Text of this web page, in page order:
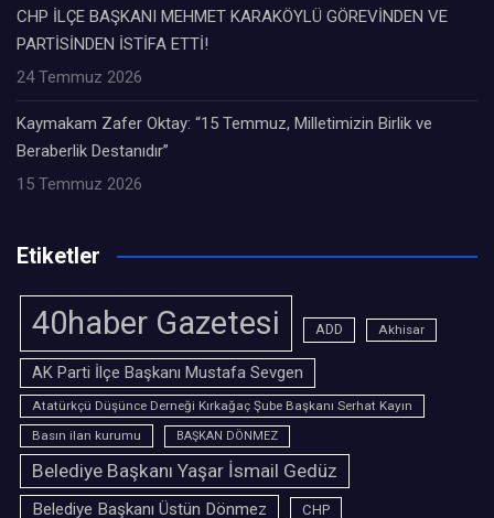
CHP İLÇE BAŞKANI MEHMET KARAKÖYLÜ GÖREVİNDEN VE
PARTİSİNDEN İSTİFA ETTİ!
24 Temmuz 2026
Kaymakam Zafer Oktay: “15 Temmuz, Milletimizin Birlik ve
Beraberlik Destanıdır”
15 Temmuz 2026
Etiketler
40haber Gazetesi ADD Akhisar
AK Parti İlçe Başkanı Mustafa Sevgen
Atatürkçü Düşünce Derneği Kırkağaç Şube Başkanı Serhat Kayın
Basın ilan kurumu
BAŞKAN DÖNMEZ
Belediye Başkanı Yaşar İsmail Gedüz
Belediye Başkanı Üstün Dönmez CHP